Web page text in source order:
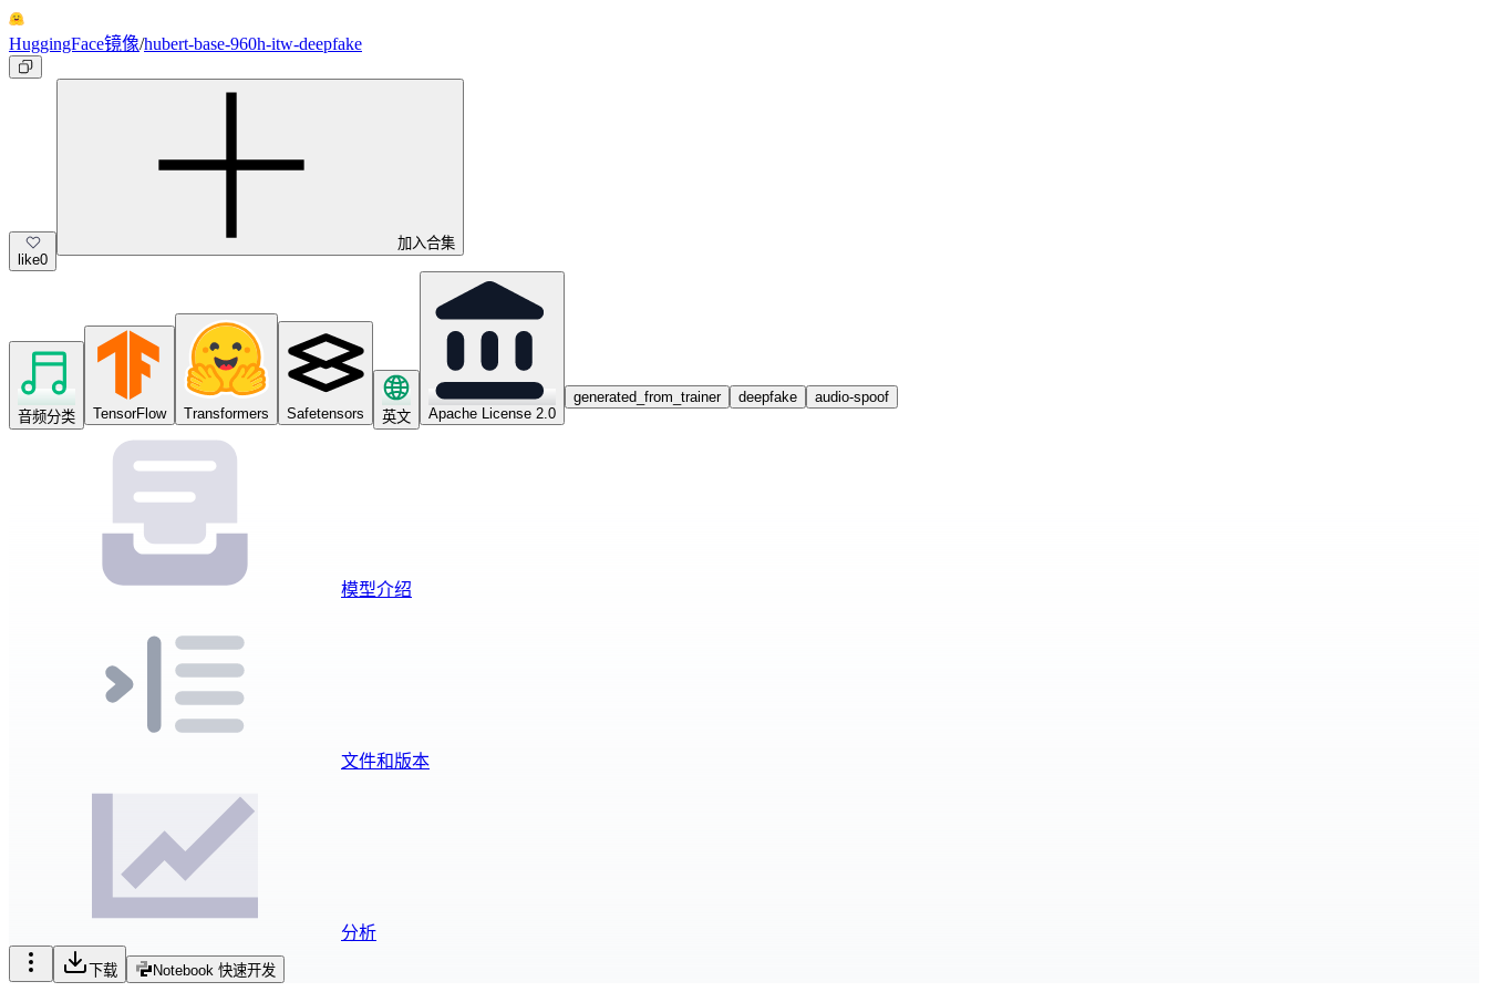
HuggingFace镜像/hubert-base-960h-itw-deepfake
like0
加入合集
音频分类 TensorFlow Transformers Safetensors 英文 Apache License 2.0
generated_from_trainer deepfake audio-spoof
模型介绍
文件和版本
分析
下载 Notebook 快速开发